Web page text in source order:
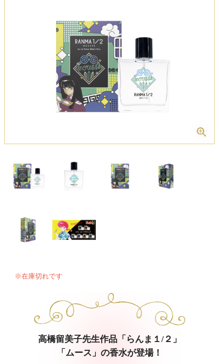
※在庫切れです
高橋留美子先生作品「らんま１/２」
「ムース」の香水が登場！